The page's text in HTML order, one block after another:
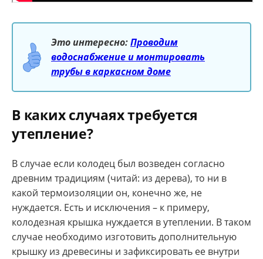
Это интересно:Проводим
водоснабжение и монтировать
трубы в каркасном доме
В каких случаях требуется
утепление?
В случае если колодец был возведен согласно
древним традициям (читай: из дерева), то ни в
какой термоизоляции он, конечно же, не
нуждается. Есть и исключения – к примеру,
колодезная крышка нуждается в утеплении. В таком
случае необходимо изготовить дополнительную
крышку из древесины и зафиксировать ее внутри